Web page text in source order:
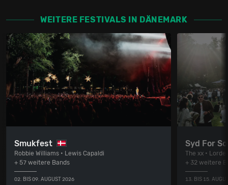
WEITERE FESTIVALS IN DÄNEMARK
Smukfest
Robbie Williams • Lewis Capaldi
+ 57 weitere Bands
02. BIS 09. AUGUST 2026
Syd For
The xx • Lorde
+ 32 weitere
13. BIS 15.